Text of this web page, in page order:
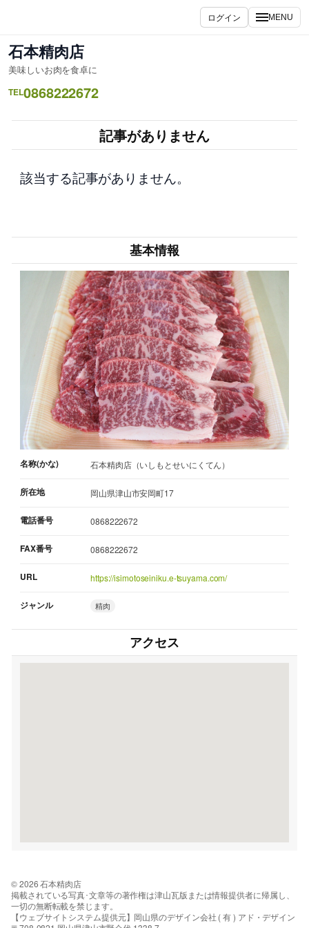
を
ス
キ
ッ
ログイン MENU
石本精肉店
美味しいお肉を食卓に
TEL0868222672
記事がありません
該当する記事がありません。
基本情報
名称(かな) 石本精肉店（いしもとせいにくてん）
所在地 岡山県津山市安岡町17
電話番号 0868222672
FAX番号 0868222672
URL https://isimotoseiniku.e-tsuyama.com/
ジャンル 精肉
アクセス
© 2026 石本精肉店
掲載されている写真･文章等の著作権は津山瓦版または情報提供者に帰属し、
一切の無断転載を禁じます。
【ウェブサイトシステム提供元】岡山県のデザイン会社 ( 有 ) アド・デザイン